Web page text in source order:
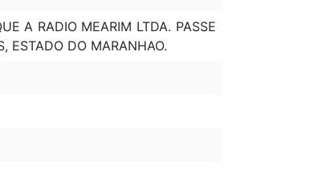
A RADIO MEARIM LTDA. PASSE
ESTADO DO MARANHAO.